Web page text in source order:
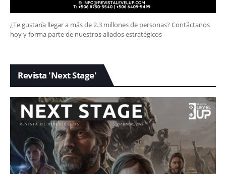
¿Te gustaría llegar a más de 2.3 millones de personas? Contáctanos
hoy y forma parte de nuestros aliados estratégicos
Revista 'Next Stage'